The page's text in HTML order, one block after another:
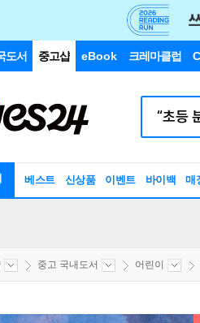
도서 중고샵 eBook 크레마클럽
베스트 신상품 이벤트 바이백 매
중고 국내도서 어린이